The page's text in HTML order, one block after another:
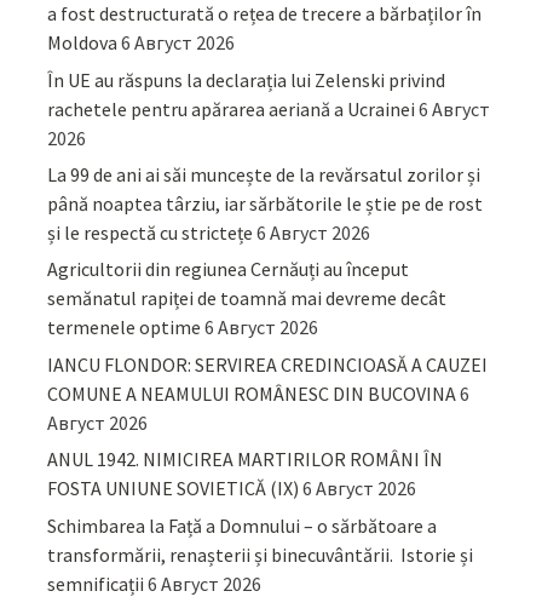
a fost destructurată o rețea de trecere a bărbaților în
Moldova 6 Август 2026
În UE au răspuns la declarația lui Zelenski privind
rachetele pentru apărarea aeriană a Ucrainei 6 Август
2026
La 99 de ani ai săi muncește de la revărsatul zorilor și
până noaptea târziu, iar sărbătorile le știe pe de rost
și le respectă cu strictețe 6 Август 2026
Agricultorii din regiunea Cernăuți au început
semănatul rapiței de toamnă mai devreme decât
termenele optime 6 Август 2026
IANCU FLONDOR: SERVIREA CREDINCIOASĂ A CAUZEI
COMUNE A NEAMULUI ROMÂNESC DIN BUCOVINA6
Август 2026
ANUL 1942. NIMICIREA MARTIRILOR ROMÂNI ÎN
FOSTA UNIUNE SOVIETICĂ (IX) 6 Август 2026
Schimbarea la Față a Domnului – o sărbătoare a
transformării, renașterii și binecuvântării. Istorie și
semnificații 6 Август 2026